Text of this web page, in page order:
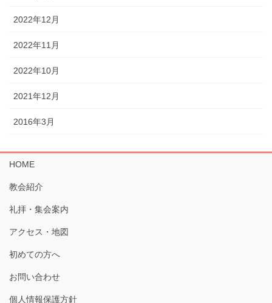
2022年12月
2022年11月
2022年10月
2021年12月
2016年3月
HOME
教会紹介
礼拝・集会案内
アクセス・地図
初めての方へ
お問い合わせ
個人情報保護方針